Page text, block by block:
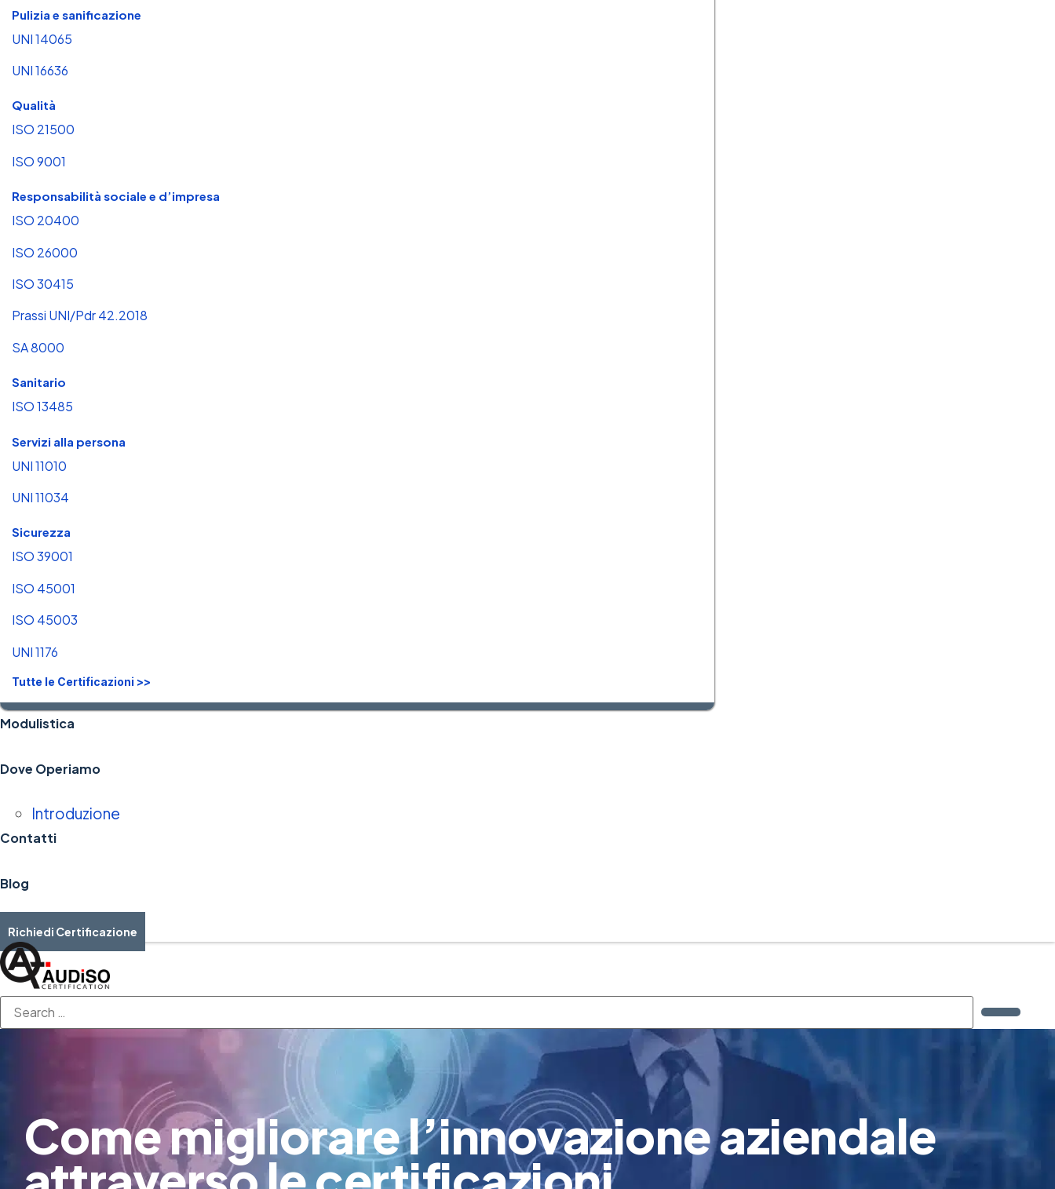
Pulizia e sanificazione
UNI 14065
UNI 16636
Qualità
ISO 21500
ISO 9001
Responsabilità sociale e d’impresa
ISO 20400
ISO 26000
ISO 30415
Prassi UNI/Pdr 42.2018
SA 8000
Sanitario
ISO 13485
Servizi alla persona
UNI 11010
UNI 11034
Sicurezza
ISO 39001
ISO 45001
ISO 45003
UNI 1176
Tutte le Certificazioni >>
Modulistica
Dove Operiamo
Introduzione
Contatti
Blog
Richiedi Certificazione
Come migliorare l’innovazione aziendale